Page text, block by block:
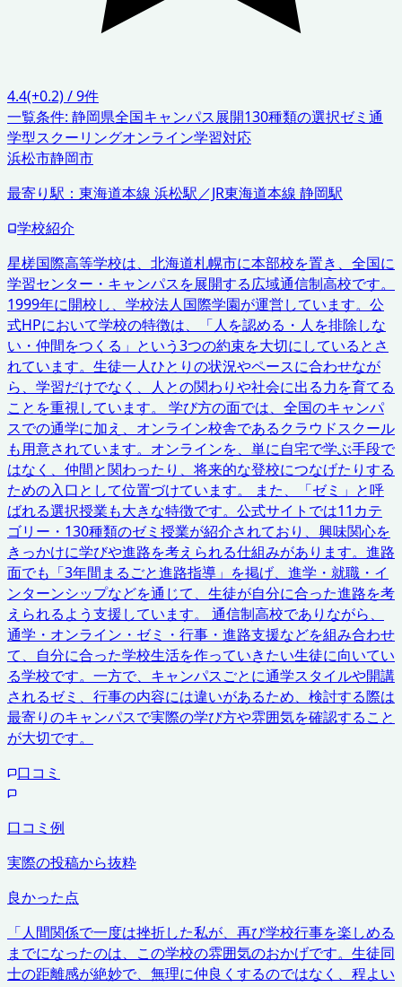
4.4(+0.2)/9件
一覧条件: 静岡県全国キャンパス展開130種類の選択ゼミ 通
学型スクーリングオンライン学習対応
浜松市静岡市
最寄り駅： 東海道本線 浜松駅／JR東海道本線 静岡駅
学校紹介
星槎国際高等学校は、北海道札幌市に本部校を置き、全国に
学習センター・キャンパスを展開する広域通信制高校です。
1999年に開校し、学校法人国際学園が運営しています。公
式HPにおいて学校の特徴は、「人を認める・人を排除しな
い・仲間をつくる」という3つの約束を大切にしているとさ
れています。生徒一人ひとりの状況やペースに合わせなが
ら、学習だけでなく、人との関わりや社会に出る力を育てる
ことを重視しています。 学び方の面では、全国のキャンパ
スでの通学に加え、オンライン校舎であるクラウドスクール
も用意されています。オンラインを、単に自宅で学ぶ手段で
はなく、仲間と関わったり、将来的な登校につなげたりする
ための入口として位置づけています。 また、「ゼミ」と呼
ばれる選択授業も大きな特徴です。公式サイトでは11カテ
ゴリー・130種類のゼミ授業が紹介されており、興味関心を
きっかけに学びや進路を考えられる仕組みがあります。進路
面でも「3年間まるごと進路指導」を掲げ、進学・就職・イ
ンターンシップなどを通じて、生徒が自分に合った進路を考
えられるよう支援しています。 通信制高校でありながら、
通学・オンライン・ゼミ・行事・進路支援などを組み合わせ
て、自分に合った学校生活を作っていきたい生徒に向いてい
る学校です。一方で、キャンパスごとに通学スタイルや開講
されるゼミ、行事の内容には違いがあるため、検討する際は
最寄りのキャンパスで実際の学び方や雰囲気を確認すること
が大切です。
口コミ
口コミ例
実際の投稿から抜粋
良かった点
「人間関係で一度は挫折した私が、再び学校行事を楽しめる
までになったのは、この学校の雰囲気のおかげです。生徒同
士の距離感が絶妙で、無理に仲良くするのではなく、程よい